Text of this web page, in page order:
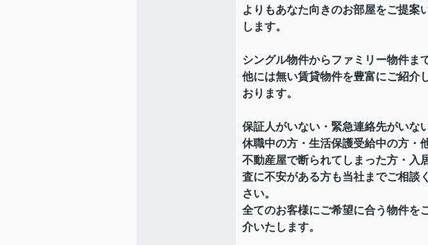
よりもあなた向きのお部屋をご提案
します。
シングル物件からファミリー物件ま
他には無い賃貸物件を豊富にご紹介
おります。
保証人がいない・緊急連絡先がいな
休職中の方・生活保護受給中の方・
不動産屋で断られてしまった方・入
査に不安がある方も当社までご相談
さい。
全てのお客様にご希望に合う物件を
介いたします。